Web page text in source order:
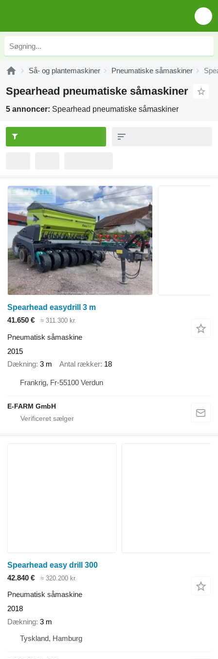
Så- og plantemaskiner Pneumatiske såmaskiner
Spearhead pneumatiske såmaskiner
5 annoncer: Spearhead pneumatiske såmaskiner
Spearhead easydrill 3 m
41.650 €
≈ 311.300 kr.
Pneumatisk såmaskine
2015
Dækning 3 m Antal rækker 18
Frankrig, Fr-55100 Verdun
E-FARM GmbH
Spearhead easy drill 300
42.840 €
≈ 320.200 kr.
Pneumatisk såmaskine
2018
Dækning 3 m
Tyskland, Hamburg